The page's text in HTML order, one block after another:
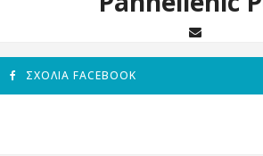
ΣΧΌΛΙΑ FACEBOOK